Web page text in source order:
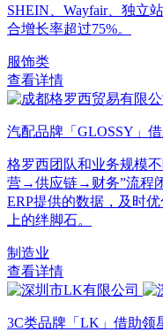
SHEIN、Wayfair、独立
合增长率超过75%。
服饰类
查看详情
汽配品牌「GLOSSY」
格罗西团队和业务规模
营→供应链→财务”流程
ERP提供的数据，及时
上的绊脚石。
制造业
查看详情
3C类品牌「LK」借助领